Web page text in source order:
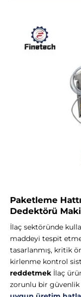
Paketleme
Dedektörü
İlaç sektöründe
maddeyi tespit
tasarlanmış, kritik
kirlenme kontrol
reddetmek İlaç
zorunlu bir